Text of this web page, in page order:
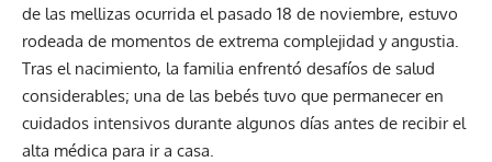
de las mellizas ocurrida el pasado 18 de noviembre, estuvo
rodeada de momentos de extrema complejidad y angustia.
Tras el nacimiento, la familia enfrentó desafíos de salud
considerables; una de las bebés tuvo que permanecer en
cuidados intensivos durante algunos días antes de recibir el
alta médica para ir a casa.